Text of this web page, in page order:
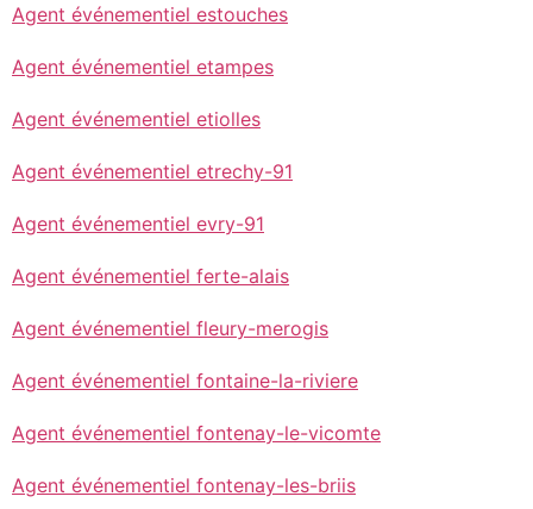
Agent événementiel estouches
Agent événementiel etampes
Agent événementiel etiolles
Agent événementiel etrechy-91
Agent événementiel evry-91
Agent événementiel ferte-alais
Agent événementiel fleury-merogis
Agent événementiel fontaine-la-riviere
Agent événementiel fontenay-le-vicomte
Agent événementiel fontenay-les-briis